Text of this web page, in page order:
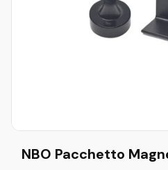
NBO Pacchetto